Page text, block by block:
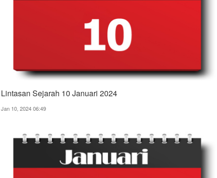
Lintasan Sejarah 10 Januari 2024
Jan 10, 2024 06:49